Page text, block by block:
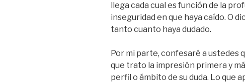
llega cada cual es función de la
inseguridad en que haya caído. O
tanto cuanto haya dudado.
Por mi parte, confesaré a ustedes
que trato la impresión primera y
perfil o ámbito de su duda. Lo que